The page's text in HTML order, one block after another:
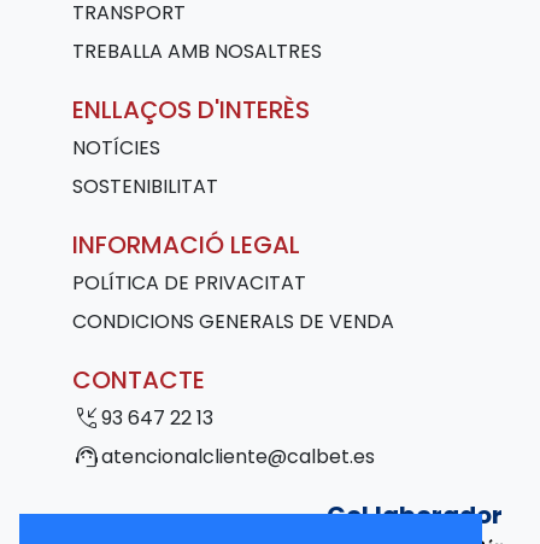
TRANSPORT
TREBALLA AMB NOSALTRES
ENLLAÇOS D'INTERÈS
NOTÍCIES
SOSTENIBILITAT
INFORMACIÓ LEGAL
POLÍTICA DE PRIVACITAT
CONDICIONS GENERALS DE VENDA
CONTACTE
phone_callback93 647 22 13
support_agentatencionalcliente@calbet.es
Col·laborador